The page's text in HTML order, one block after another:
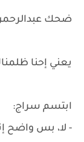
ضحك
يعني إحنا
ابتسم سراج:
- لا، بس واضح